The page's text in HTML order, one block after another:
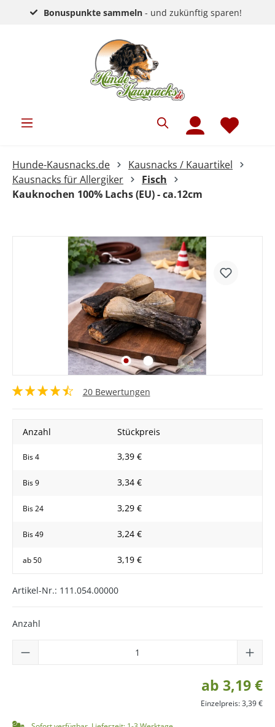
Bonuspunkte sammeln - und zukünftig sparen!
Hunde-Kausnacks.de
Kausnacks / Kauartikel
Kausnacks für Allergiker
Fisch
Kauknochen 100% Lachs (EU) - ca.12cm
20 Bewertungen
Anzahl Stückpreis
Bis4 3,39 €
Bis9 3,34 €
Bis24 3,29 €
Bis49 3,24 €
ab50 3,19 €
Artikel-Nr.: 111.054.00000
Anzahl
ab 3,19 €
Einzelpreis: 3,39 €